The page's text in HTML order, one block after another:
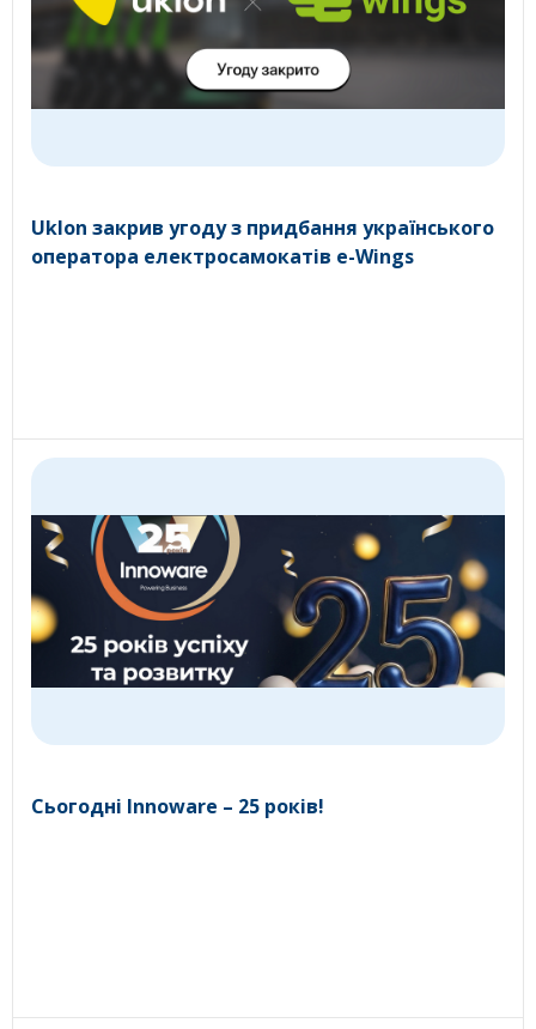
Uklon закрив угоду з придбання українського
оператора електросамокатів e-Wings
Сьогодні Innoware – 25 років!